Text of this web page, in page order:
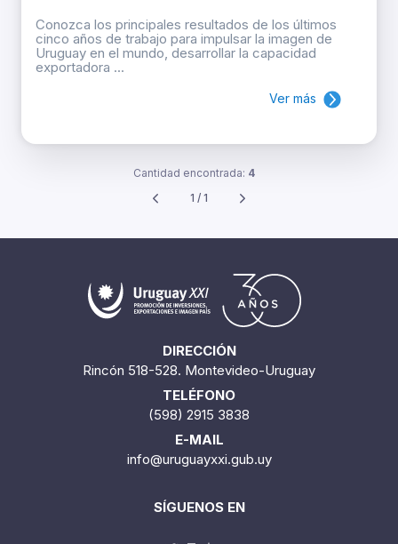
Conozca los principales resultados de los últimos
cinco años de trabajo para impulsar la imagen de
Uruguay en el mundo, desarrollar la capacidad
exportadora ...
Ver más
Cantidad encontrada: 4
1 / 1
DIRECCIÓN
Rincón 518-528. Montevideo-Uruguay
TELÉFONO
(598) 2915 3838
E-MAIL
info@uruguayxxi.gub.uy
SÍGUENOS EN